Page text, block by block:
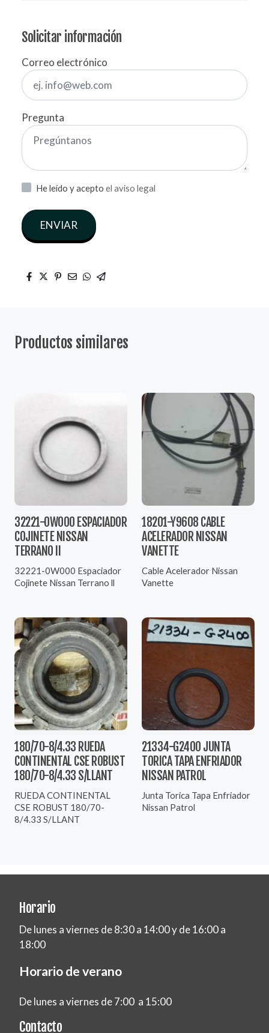
Solicitar información
Correo electrónico
Pregunta
He leído y acepto el aviso legal
ENVIAR
Productos similares
32221-0W000 ESPACIADOR
COJINETE NISSAN
TERRANO II
32221-0W000 Espaciador
Cojinete Nissan Terrano ll
18201-Y9608 CABLE
ACELERADOR NISSAN
VANETTE
Cable Acelerador Nissan
Vanette
180/70-8/4.33 RUEDA
CONTINENTAL CSE ROBUST
180/70-8/4.33 S/LLANT
RUEDA CONTINENTAL
CSE ROBUST 180/70-
8/4.33 S/LLANT
21334-G2400 JUNTA
TORICA TAPA ENFRIADOR
NISSAN PATROL
Junta Torica Tapa Enfriador
Nissan Patrol
Horario
De lunes a viernes de 8:30 a 14:00 y de 16:00 a
18:00
Horario de verano
De lunes a viernes de 7:00 a 15:00
Contacto